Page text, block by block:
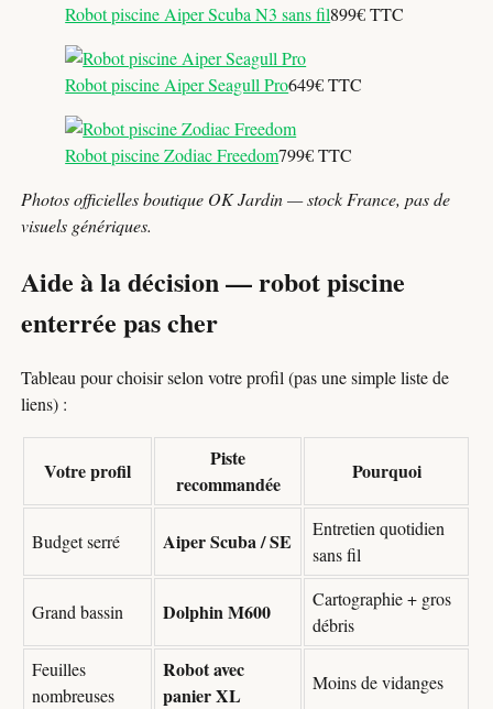
Robot piscine Aiper Scuba N3 sans fil899€ TTC
Robot piscine Aiper Seagull Pro649€ TTC
Robot piscine Zodiac Freedom799€ TTC
Photos officielles boutique OK Jardin — stock France, pas de
visuels génériques.
Aide à la décision — robot piscine
enterrée pas cher
Tableau pour choisir selon votre profil (pas une simple liste de
liens) :
Votre profil
Piste
recommandée
Pourquoi
Budget serré Aiper Scuba / SE
Entretien quotidien
sans fil
Grand bassin Dolphin M600
Cartographie + gros
débris
Feuilles
nombreuses
Robot avec
panier XL
Moins de vidanges